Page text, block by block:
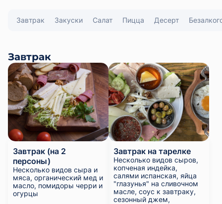
Завтрак Закуски Салат Пицца Десерт
Завтрак
Завтрак (на 2
персоны)
Несколько видов сыра и
мяса, органический мед и
масло, помидоры черри и
огурцы
Завтрак на тарелке
Несколько видов сыров,
копченая индейка,
салями испанская, яйца
"глазунья" на сливочном
масле, соус к завтраку,
сезонный джем,